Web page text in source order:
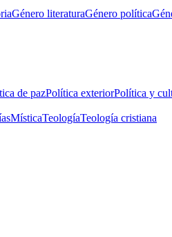
Género literaturaGénero política
de pazPolítica exteriorPolítica y
MísticaTeologíaTeología cristiana